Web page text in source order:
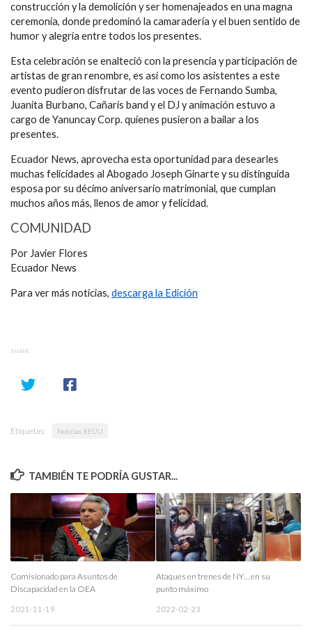
construcción y la demolición y ser homenajeados en una magna
ceremonia, donde predominó la camaradería y el buen sentido de
humor y alegría entre todos los presentes.
Esta celebración se enalteció con la presencia y participación de
artistas de gran renombre, es así como los asistentes a este
evento pudieron disfrutar de las voces de Fernando Sumba,
Juanita Burbano, Cañaris band y el DJ y animación estuvo a
cargo de Yanuncay Corp. quienes pusieron a bailar a los
presentes.
Ecuador News, aprovecha esta oportunidad para desearles
muchas felicidades al Abogado Joseph Ginarte y su distinguida
esposa por su décimo aniversario matrimonial, que cumplan
muchos años más, llenos de amor y felicidad.
COMUNIDAD
Por Javier Flores
Ecuador News
Para ver más noticias, descarga la Edición
SHARE
Etiquetas: Noticias EEUU
TAMBIÉN TE PODRÍA GUSTAR...
Comisionado para Asuntos de
Discapacidad en la OEA
2021-11-19
Ataques en trenes de NY… en su
punto máximo
2022-02-23